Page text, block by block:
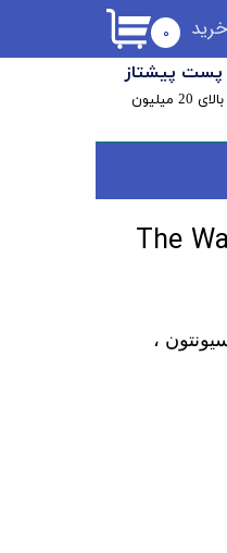
پست پیشتاز
​برای سفارش های بالای 20 میلیون
۰
،